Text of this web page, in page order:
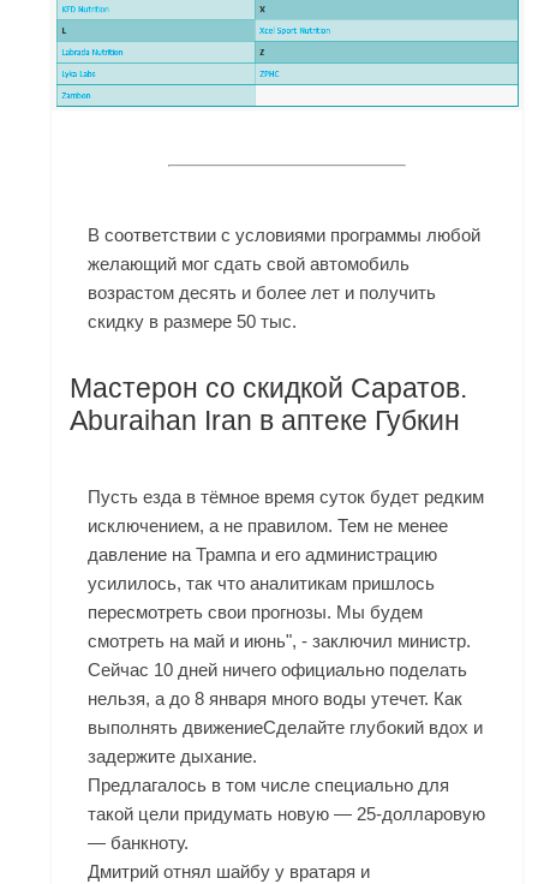
В соответствии с условиями программы любой
желающий мог сдать свой автомобиль
возрастом десять и более лет и получить
скидку в размере 50 тыс.
Мастерон со скидкой Саратов.
Aburaihan Iran в аптеке Губкин
Пусть езда в тёмное время суток будет редким
исключением, а не правилом. Тем не менее
давление на Трампа и его администрацию
усилилось, так что аналитикам пришлось
пересмотреть свои прогнозы. Мы будем
смотреть на май и июнь", - заключил министр.
Сейчас 10 дней ничего официально поделать
нельзя, а до 8 января много воды утечет. Как
выполнять движениеСделайте глубокий вдох и
задержите дыхание.
Предлагалось в том числе специально для
такой цели придумать новую — 25-долларовую
— банкноту.
Дмитрий отнял шайбу у вратаря и